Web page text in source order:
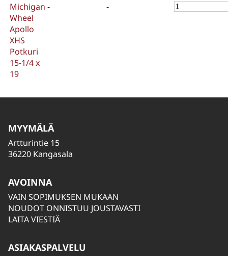
Michigan
Wheel
Apollo
XHS
Potkuri
15-1/4 x
19
- -
MYYMÄLÄ
Artturintie 15
36220 Kangasala
AVOINNA
VAIN SOPIMUKSEN MUKAAN
NOUDOT ONNISTUU JOUSTAVASTI
LAITA VIESTIÄ
ASIAKASPALVELU